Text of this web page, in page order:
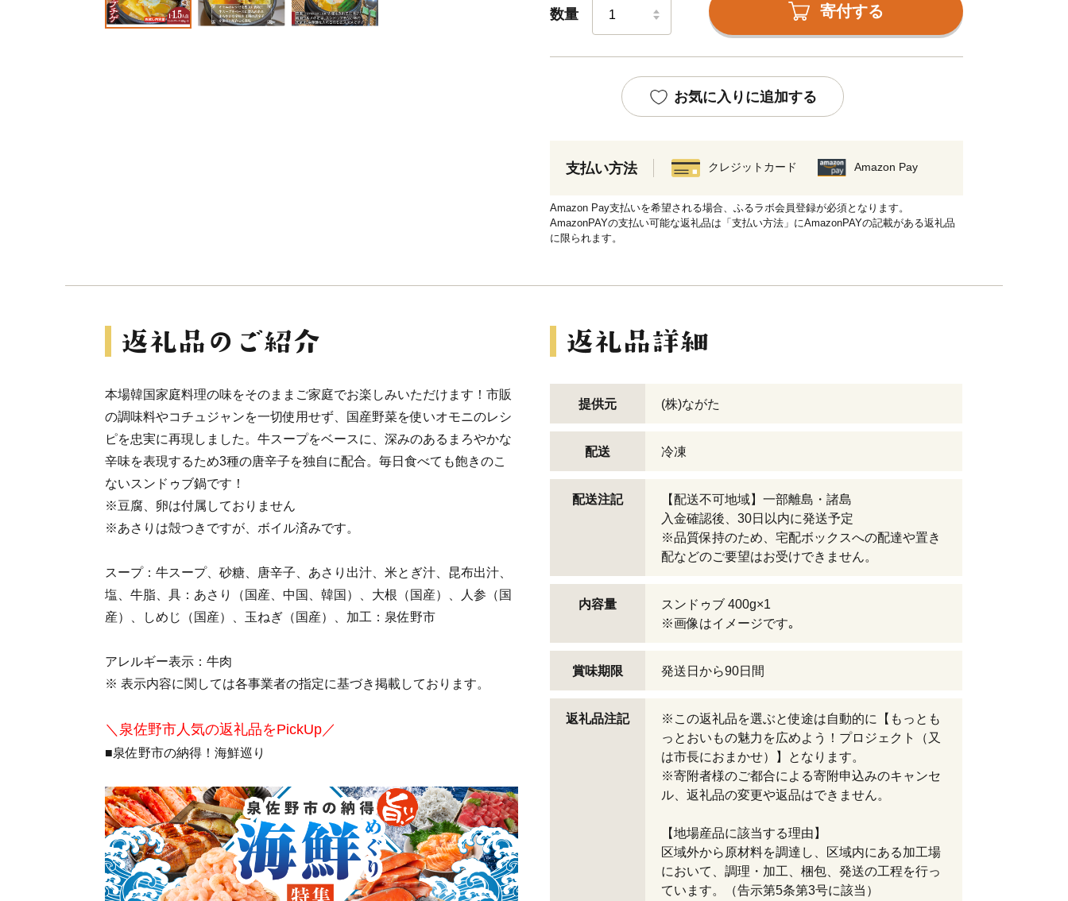
数量 寄付する
お気に入りに追加する
支払い方法 クレジットカード Amazon Pay
Amazon Pay支払いを希望される場合、ふるラボ会員登録が必須となります。
AmazonPAYの支払い可能な返礼品は「支払い方法」にAmazonPAYの記載がある返礼品
に限られます。
本場韓国家庭料理の味をそのままご家庭でお楽しみいただけます！市販
の調味料やコチュジャンを一切使用せず、国産野菜を使いオモニのレシ
ピを忠実に再現しました。牛スープをベースに、深みのあるまろやかな
辛味を表現するため3種の唐辛子を独自に配合。毎日食べても飽きのこ
ないスンドゥブ鍋です！
※豆腐、卵は付属しておりません
※あさりは殻つきですが、ボイル済みです。
スープ：牛スープ、砂糖、唐辛子、あさり出汁、米とぎ汁、昆布出汁、
塩、牛脂、具：あさり（国産、中国、韓国）、大根（国産）、人参（国
産）、しめじ（国産）、玉ねぎ（国産）、加工：泉佐野市
アレルギー表示：牛肉
※ 表示内容に関しては各事業者の指定に基づき掲載しております。
＼泉佐野市人気の返礼品をPickUp／
■泉佐野市の納得！海鮮巡り
提供元 (株)ながた
配送 冷凍
配送注記
【配送不可地域】一部離島・諸島
入金確認後、30日以内に発送予定
※品質保持のため、宅配ボックスへの配達や置き
配などのご要望はお受けできません。
内容量
スンドゥブ 400g×1
※画像はイメージです｡
賞味期限 発送日から90日間
返礼品注記
※この返礼品を選ぶと使途は自動的に【もっとも
っとおいもの魅力を広めよう！プロジェクト（又
は市長におまかせ）】となります。
※寄附者様のご都合による寄附申込みのキャンセ
ル、返礼品の変更や返品はできません。
【地場産品に該当する理由】
区域外から原材料を調達し、区域内にある加工場
において、調理・加工、梱包、発送の工程を行っ
ています。（告示第5条第3号に該当）